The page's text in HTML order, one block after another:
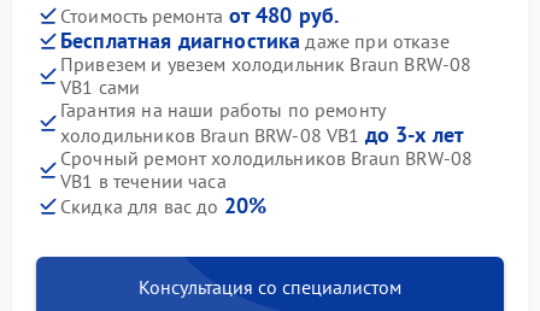
Стоимость ремонта от 480 руб.
Бесплатная диагностика даже при отказе
Привезем и увезем холодильник Braun BRW-08
VB1 сами
Гарантия на наши работы по ремонту
холодильников Braun BRW-08 VB1 до 3-х лет
Срочный ремонт холодильников Braun BRW-08
VB1 в течении часа
Скидка для вас до 20%
Консультация со специалистом